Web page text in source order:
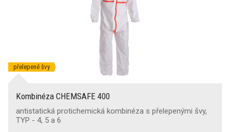
přelepené švy
Kombinéza CHEMSAFE 400
antistatická protichemická kombinéza s přelepenými švy,
TYP - 4, 5 a 6